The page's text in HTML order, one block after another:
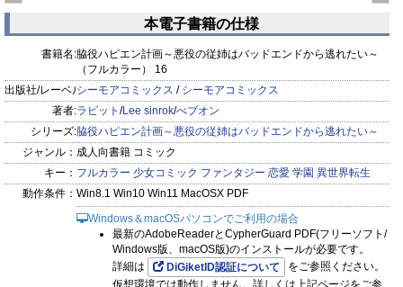
～（フ
prev next
本電子書籍の仕様
書籍名:脇役ハピエン計画～悪役の従姉はバッドエンドから逃れたい～
（フルカラー） 16
出版社/レーベル:シーモアコミックス / シーモアコミックス
著者:ラビット /Lee sinrok/べブオン
シリーズ:脇役ハピエン計画～悪役の従姉はバッドエンドから逃れたい～
ジャンル： 成人向書籍 コミック
キー： フルカラー 少女コミック ファンタジー 恋愛 学園 異世界転生
動作条件： Win8.1 Win10 Win11 MacOSX PDF
Windows＆macOSパソコンでご利用の場合
最新のAdobeReaderとCypherGuard PDF(フリーソフト/
Windows版、macOS版)のインストールが必要です。
詳細は
DiGiketID認証について
をご参照ください。
仮想環境では動作しません。 詳しくは上記ページをご参